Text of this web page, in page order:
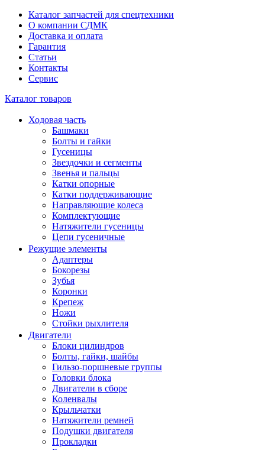
Каталог запчастей для спецтехники
О компании СДМК
Доставка и оплата
Гарантия
Статьи
Контакты
Сервис
Каталог товаров
Ходовая часть
Башмаки
Болты и гайки
Гусеницы
Звездочки и сегменты
Звенья и пальцы
Катки опорные
Катки поддерживающие
Направляющие колеса
Комплектующие
Натяжители гусеницы
Цепи гусеничные
Режущие элементы
Адаптеры
Бокорезы
Зубья
Коронки
Крепеж
Ножи
Стойки рыхлителя
Двигатели
Блоки цилиндров
Болты, гайки, шайбы
Гильзо-поршневые группы
Головки блока
Двигатели в сборе
Коленвалы
Крыльчатки
Натяжители ремней
Подушки двигателя
Прокладки